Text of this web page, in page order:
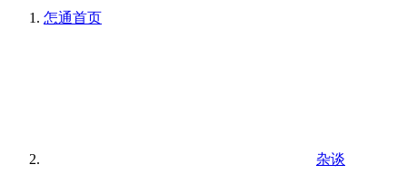
怎通首页
杂谈